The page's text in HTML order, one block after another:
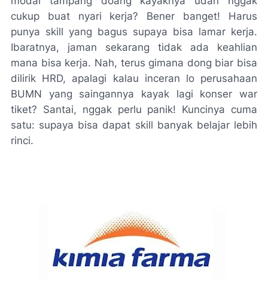
cukup buat nyari kerja? Bener banget! Harus
punya skill yang bagus supaya bisa lamar kerja.
Ibaratnya, jaman sekarang tidak ada keahlian
mana bisa kerja. Nah, terus gimana dong biar bisa
dilirik HRD, apalagi kalau inceran lo perusahaan
BUMN yang saingannya kayak lagi konser war
tiket? Santai, nggak perlu panik! Kuncinya cuma
satu: supaya bisa dapat skill banyak belajar lebih
rinci.